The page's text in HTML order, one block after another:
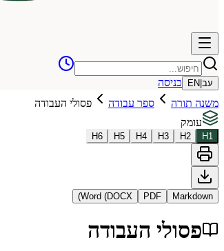
עב EN
כניסה
משנה תורה
ספר עבודה
פסולי העבודה
עומק
H1
H2
H3
H4
H5
H6
Markdown
PDF
Word (DOCX)
פסולי העבודה